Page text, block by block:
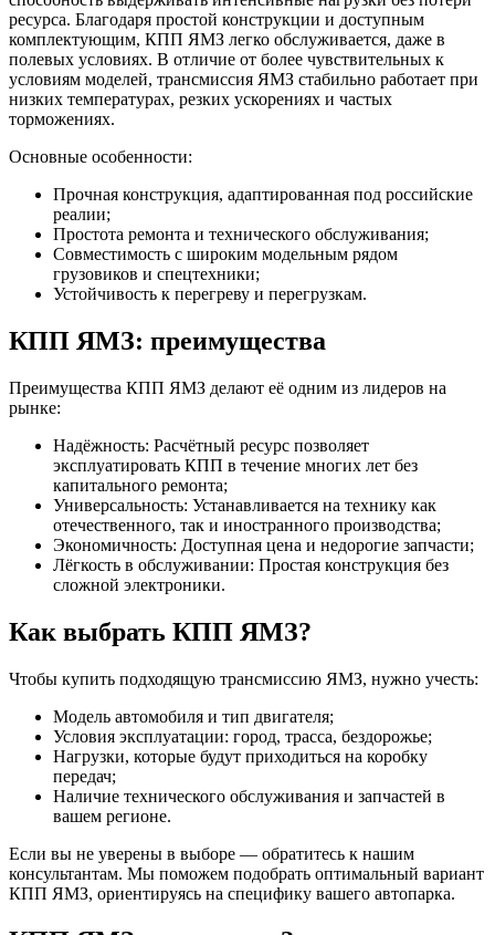
ресурса. Благодаря простой конструкции и доступным
комплектующим, КПП ЯМЗ легко обслуживается, даже в
полевых условиях. В отличие от более чувствительных к
условиям моделей, трансмиссия ЯМЗ стабильно работает при
низких температурах, резких ускорениях и частых
торможениях.
Основные особенности:
Прочная конструкция, адаптированная под российские
реалии;
Простота ремонта и технического обслуживания;
Совместимость с широким модельным рядом
грузовиков и спецтехники;
Устойчивость к перегреву и перегрузкам.
КПП ЯМЗ: преимущества
Преимущества КПП ЯМЗ делают её одним из лидеров на
рынке:
Надёжность: Расчётный ресурс позволяет
эксплуатировать КПП в течение многих лет без
капитального ремонта;
Универсальность: Устанавливается на технику как
отечественного, так и иностранного производства;
Экономичность: Доступная цена и недорогие запчасти;
Лёгкость в обслуживании: Простая конструкция без
сложной электроники.
Как выбрать КПП ЯМЗ?
Чтобы купить подходящую трансмиссию ЯМЗ, нужно учесть:
Модель автомобиля и тип двигателя;
Условия эксплуатации: город, трасса, бездорожье;
Нагрузки, которые будут приходиться на коробку
передач;
Наличие технического обслуживания и запчастей в
вашем регионе.
Если вы не уверены в выборе — обратитесь к нашим
консультантам. Мы поможем подобрать оптимальный вариант
КПП ЯМЗ, ориентируясь на специфику вашего автопарка.